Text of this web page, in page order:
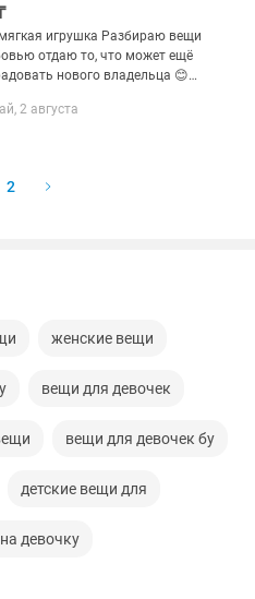
игрушка Разбираю вещи
отдаю то, что может ещё
нового владельца 😊
удобно отвечать. Могу
2 августа
2
женские вещи
вещи для девочек
вещи для девочек бу
детские вещи для
девочку